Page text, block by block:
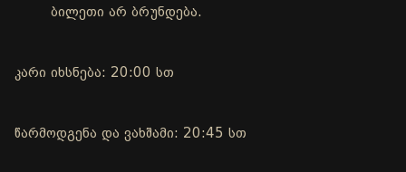
ბილეთი არ ბრუნდება.
კარი იხსნება: 20:00 სთ
წარმოდგენა და ვახშამი: 20:45 სთ